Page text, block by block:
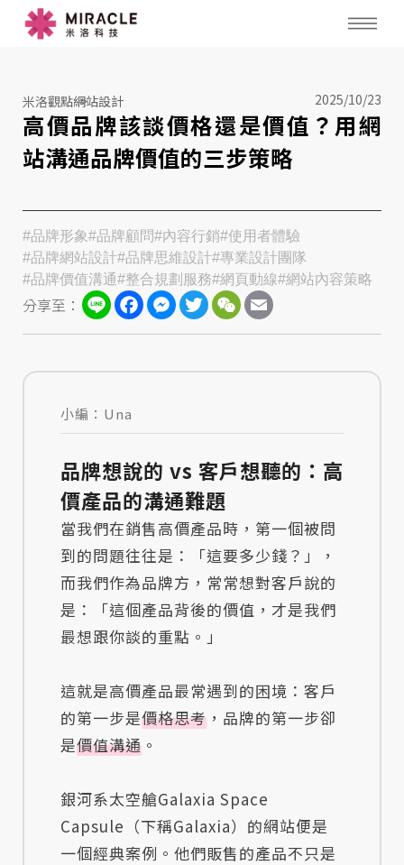
米洛觀點網站設計 2025/10/23
高價品牌該談價格還是價值？用網
站溝通品牌價值的三步策略
#品牌形象#品牌顧問#內容行銷#使用者體驗
#品牌網站設計#品牌思維設計#專業設計團隊
#品牌價值溝通#整合規劃服務#網頁動線#網站內容策略
分享至： Line FacebookMessenger
TwitterWeChat
小編：Una
品牌想說的 vs 客戶想聽的：高
價產品的溝通難題
當我們在銷售高價產品時，第一個被問
到的問題往往是：「這要多少錢？」，
而我們作為品牌方，常常想對客戶說的
是：「這個產品背後的價值，才是我們
最想跟你談的重點。」
這就是高價產品最常遇到的困境：客戶
的第一步是價格思考 ，品牌的第一步卻
是價值溝通 。
銀河系太空艙Galaxia Space
Capsule（下稱Galaxia）的網站便是
一個經典案例。他們販售的產品不只是